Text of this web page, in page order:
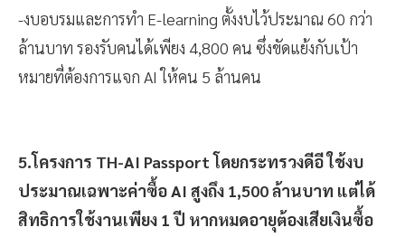
-งบอบรมและการทำ E-learning ตั้งงบไว้ประมาณ 60 กว่า
ล้านบาท รองรับคนได้เพียง 4,800 คน ซึ่งขัดแย้งกับเป้า
หมายที่ต้องการแจก AI ให้คน 5 ล้านคน
5.โครงการ TH-AI Passport โดยกระทรวงดีอี ใช้งบ
ประมาณเฉพาะค่าซื้อ AI สูงถึง 1,500 ล้านบาท แต่ได้
สิทธิการใช้งานเพียง 1 ปี หากหมดอายุต้องเสียเงินซื้อ